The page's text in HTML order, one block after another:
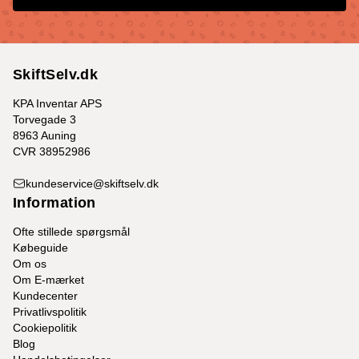
SkiftSelv.dk
KPA Inventar APS
Torvegade 3
8963 Auning
CVR 38952986
kundeservice@skiftselv.dk
Information
Ofte stillede spørgsmål
Købeguide
Om os
Om E-mærket
Kundecenter
Privatlivspolitik
Cookiepolitik
Blog